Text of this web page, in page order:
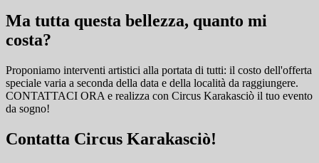
Ma tutta questa bellezza, quanto mi
costa?
Proponiamo interventi artistici alla portata di tutti: il costo dell'offerta
speciale varia a seconda della data e della località da raggiungere.
CONTATTACI ORA e realizza con Circus Karakasciò il tuo evento
da sogno!
Contatta Circus Karakasciò!